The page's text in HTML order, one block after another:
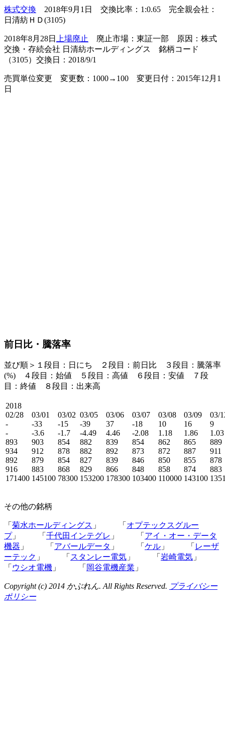
株式交換 2018年9月1日 交換比率：1:0.65 完全親会社：
日清紡ＨＤ(3105)
2018年8月28日 上場廃止
廃止市場：東証一部 原因：株式
交換・存続会社 日清紡ホールディングス 銘柄コード
（3105）交換日：2018/9/1
売買単位変更 変更数：1000→100 変更日付：2015年12月1
日
前日比・騰落率
並び順＞１段目：日にち ２段目： 前日比 ３段目： 騰落率
(%) ４段目：始値 ５段目：高値 ６段目：安値 ７段
目：終値 ８段目：出来高
2018
02/28
-
-
893
934
892
916
171400
03/01
-33
-3.6
903
912
879
883
145100
03/02
-15
-1.7
854
878
854
868
78300
03/05
-39
-4.49
882
882
827
829
153200
03/06
37
4.46
839
892
839
866
178300
03/07
-18
-2.08
854
873
846
848
103400
03/08
10
1.18
862
872
850
858
110000
03/09
16
1.86
865
887
855
874
143100
03/
9
1.03
889
911
878
883
その他の銘柄
「 菊水ホールディングス 」 「 オプテックスグルー
プ」 「 千代田インテグレ 」 「 アイ・オー・データ
機器 」 「 アバールデータ 」 「 ケル 」 「 レーザ
ーテック 」 「 スタンレー電気 」 「 岩崎電気 」
「 ウシオ電機 」 「 岡谷電機産業 」
Copyright (c) 2014 かぶれん. All Rights Reserved. プライバシー
ポリシー